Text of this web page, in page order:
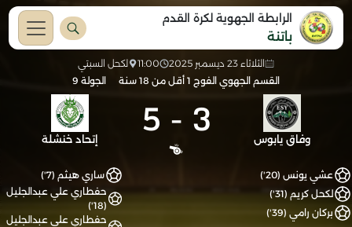
الرابطة الجهوية لكرة القدم
باتنة
الثلاثاء 23 ديسمبر 2025 11:00
لكحل السبتي
القسم الجهوي الفوج 1 أقل من 18 سنة
الجولة 9
وفاق يابوس 3
-
5 إتحاد خنشلة
عشي يونس (20')
لكحل كريم (31')
بركان رامي (39')
ساري هيثم (7')
حفطاري علي عبدالجليل
(18')
حفطاري علي عبدالجليل